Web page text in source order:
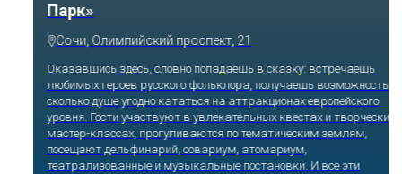
Парк»
Сочи, Олимпийский проспект, 21
Оказавшись здесь, словно попадаешь в сказку: встречаешь
любимых героев русского фольклора, получаешь возможность
сколько душе угодно кататься на аттракционах европейского
уровня. Гости участвуют в увлекательных квестах и творческих
мастер-классах, прогуливаются по тематическим землям,
посещают дельфинарий, совариум, атомариум,
театрализованные и музыкальные постановки. И все эти